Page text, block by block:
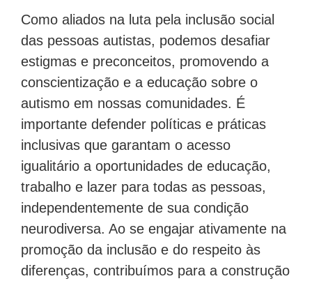
Como aliados na luta pela inclusão social
das pessoas autistas, podemos desafiar
estigmas e preconceitos, promovendo a
conscientização e a educação sobre o
autismo em nossas comunidades. É
importante defender políticas e práticas
inclusivas que garantam o acesso
igualitário a oportunidades de educação,
trabalho e lazer para todas as pessoas,
independentemente de sua condição
neurodiversa. Ao se engajar ativamente na
promoção da inclusão e do respeito às
diferenças, contribuímos para a construção